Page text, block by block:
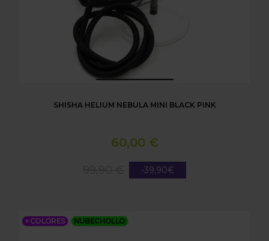
SHISHA HELIUM NEBULA MINI BLACK PINK
60,00 €
-39,90€
+ COLORES NUBECHOLLO
SHISHA HELIUM NEBULA MINI SILVER